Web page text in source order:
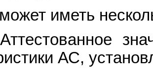
иметь
АС,